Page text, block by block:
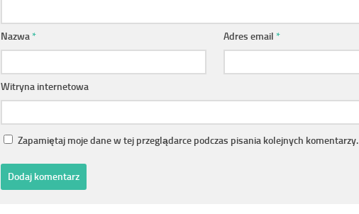
Nazwa* Adres email*
Witryna internetowa
Zapamiętaj moje dane w tej przeglądarce podczas pisania kolejnych komentarzy.